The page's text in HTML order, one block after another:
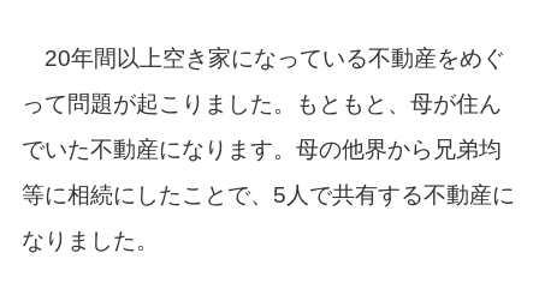
20年間以上空き家になっている不動産をめぐ
って問題が起こりました。もともと、母が住ん
でいた不動産になります。母の他界から兄弟均
等に相続にしたことで、5人で共有する不動産に
なりました。